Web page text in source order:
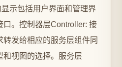
示包括用户界面和管理界
口。控制器层Controller: 接
发给相应的服务层组件同
和视图的选择。服务层